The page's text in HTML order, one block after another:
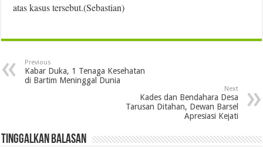
atas kasus tersebut.(Sebastian)
Previous
Kabar Duka, 1 Tenaga Kesehatan
di Bartim Meninggal Dunia
Next
Kades dan Bendahara Desa
Tarusan Ditahan, Dewan Barsel
Apresiasi Kejati
Tinggalkan Balasan